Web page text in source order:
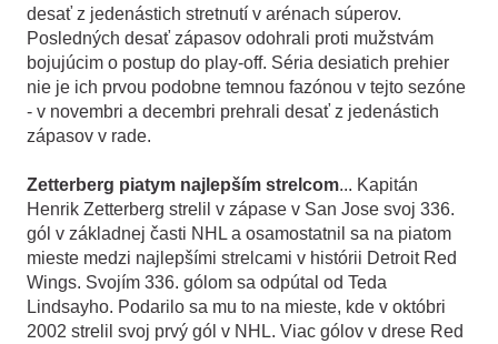
desať z jedenástich stretnutí v arénach súperov.
Posledných desať zápasov odohrali proti mužstvám
bojujúcim o postup do play-off. Séria desiatich prehier
nie je ich prvou podobne temnou fazónou v tejto sezóne
- v novembri a decembri prehrali desať z jedenástich
zápasov v rade.
Zetterberg piatym najlepším strelcom... Kapitán
Henrik Zetterberg strelil v zápase v San Jose svoj 336.
gól v základnej časti NHL a osamostatnil sa na piatom
mieste medzi najlepšími strelcami v histórii Detroit Red
Wings. Svojím 336. gólom sa odpútal od Teda
Lindsayho. Podarilo sa mu to na mieste, kde v októbri
2002 strelil svoj prvý gól v NHL. Viac gólov v drese Red